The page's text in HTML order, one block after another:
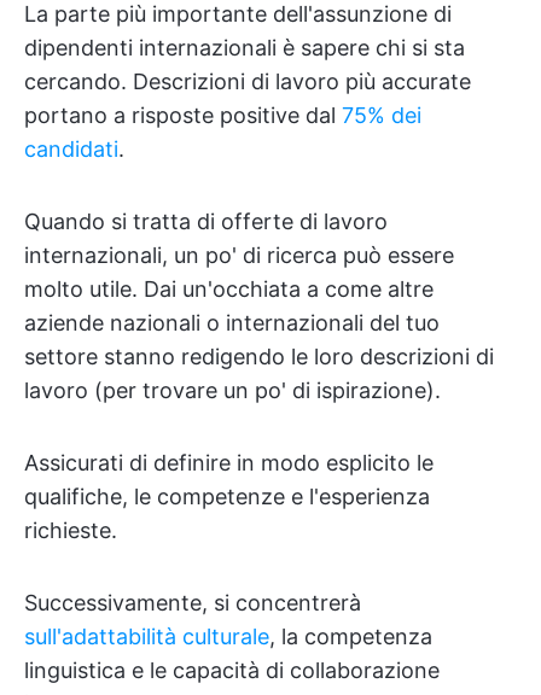
La parte più importante dell'assunzione di
dipendenti internazionali è sapere chi si sta
cercando. Descrizioni di lavoro più accurate
portano a risposte positive dal 75% dei
candidati.
Quando si tratta di offerte di lavoro
internazionali, un po' di ricerca può essere
molto utile. Dai un'occhiata a come altre
aziende nazionali o internazionali del tuo
settore stanno redigendo le loro descrizioni di
lavoro (per trovare un po' di ispirazione).
Assicurati di definire in modo esplicito le
qualifiche, le competenze e l'esperienza
richieste.
Successivamente, si concentrerà
sull'adattabilità culturale, la competenza
linguistica e le capacità di collaborazione